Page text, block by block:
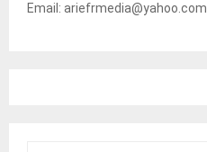
Email: ariefrmedia@yahoo.com